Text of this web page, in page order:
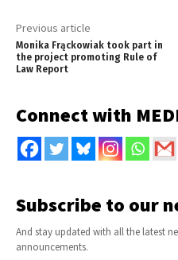
Previous article
Monika Frąckowiak took part in
the project promoting Rule of
Law Report
Connect with
Subscribe to our
And stay updated with all the latest
announcements.